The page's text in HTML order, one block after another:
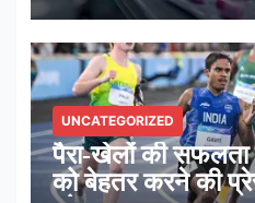
UNCATEGORIZED
पैरा-खेलों की सफलता
को बेहतर करने की